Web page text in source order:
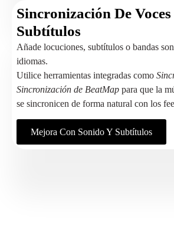
Sincronización De
Subtítulos
Añade locuciones, subtítulos o bandas
idiomas.
Utilice herramientas integradas como
Sincronización de BeatMap para que la
se sincronicen de forma natural con los
Mejora Con Sonido Y Subtítulos